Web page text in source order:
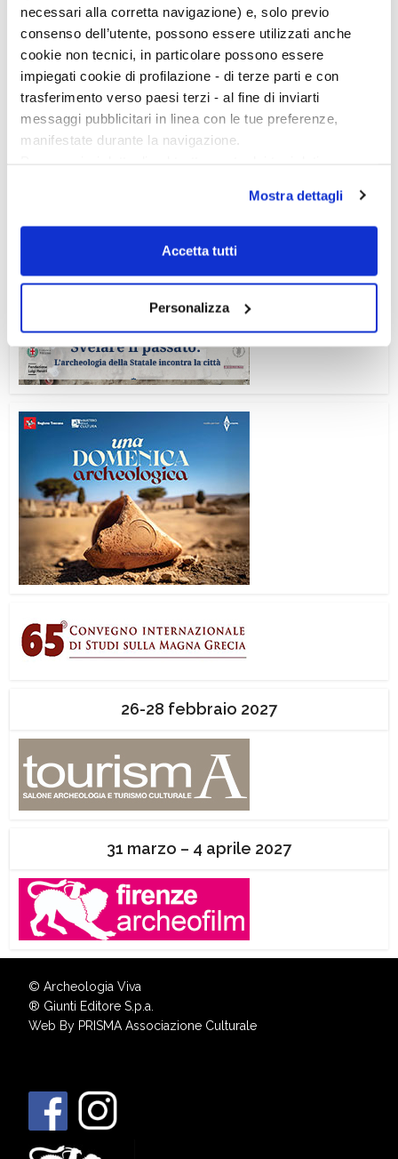
necessari alla corretta navigazione) e, solo previo
consenso dell’utente, possono essere utilizzati anche
cookie non tecnici, in particolare possono essere
impiegati cookie di profilazione - di terze parti e con
trasferimento verso paesi terzi - al fine di inviarti
messaggi pubblicitari in linea con le tue preferenze,
manifestate durante la navigazione.
scelte privacy sui cookie, ti invitiamo a prendere visione
dell’informativa cookie.
Chiudendo il banner tramite la “X” prosegui la
dei soli cookie tecnici. Selezionando “Accetta tutti” presti
il tuo consenso alla profilazione che potrai revocare in
ogni momentoRevoca
Mostra dettagli
Accetta tutti
Personalizza
26-28 febbraio 2027
31 marzo – 4 aprile 2027
© Archeologia Viva
® Giunti Editore S.p.a.
Web By PRISMA Associazione Culturale